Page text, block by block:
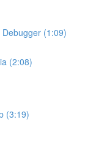
(1:09)
(2:08)
(3:19)